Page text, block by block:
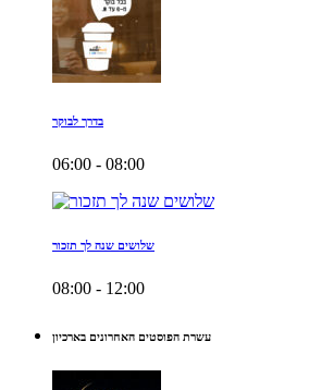
בדרך לבוקר
06:00 - 08:00
שלושים שנה לך תזכור
08:00 - 12:00
עשרת הפוסטים האחרונים בארכיון